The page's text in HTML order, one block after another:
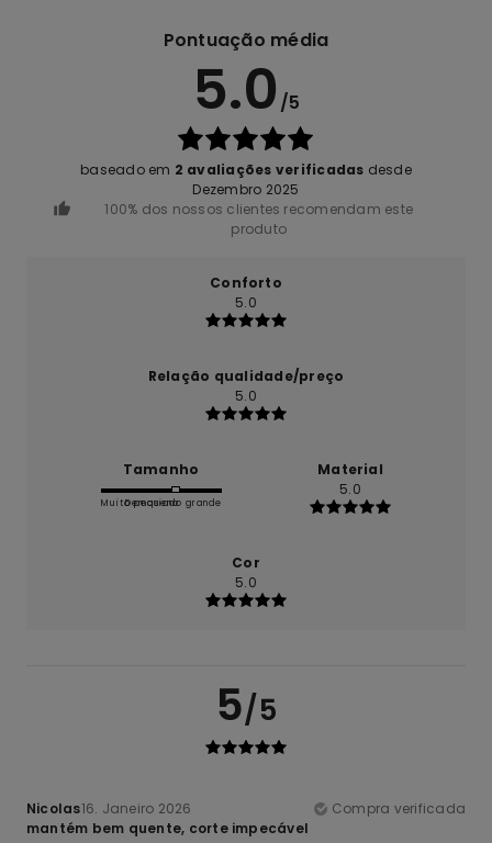
Pontuação média
5.0 /5
baseado em 2 avaliações verificadas desde
Dezembro 2025
100% dos nossos clientes recomendam este
produto
Conforto
5.0
Relação qualidade/preço
5.0
Tamanho
Muito pequeno
Demasiado grande
Material
5.0
Cor
5.0
5/5
Nicolas16. Janeiro 2026
Compra verificada
mantém bem quente, corte impecável